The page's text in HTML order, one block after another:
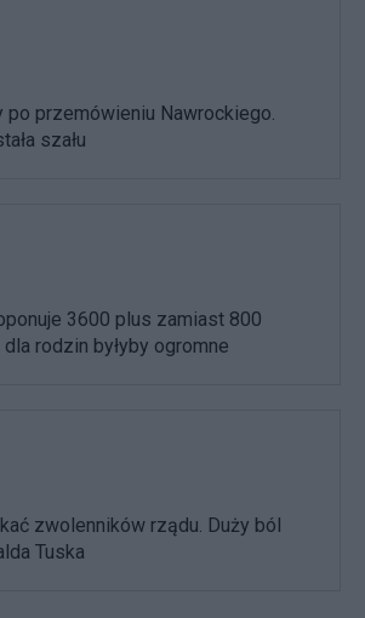
po przemówieniu Nawrockiego.
szału
3600 plus zamiast 800
dla rodzin byłyby ogromne
zwolenników rządu. Duży ból
Tuska